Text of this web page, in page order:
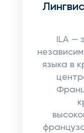
ILA —
языка в